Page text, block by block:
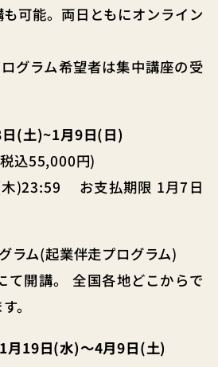
可能。両日ともにオンライン
グラム希望者は集中講座の受
(土)~1月9日(日)
込55,000円)
木)23:59 お支払期限 1月7日
ラム(起業伴走プログラム)
て開講。 全国各地どこからで
。
月19日(水)～4月9日(土)